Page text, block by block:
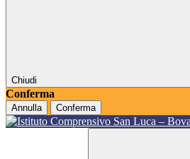
Chiudi
Conferma
Annulla Conferma